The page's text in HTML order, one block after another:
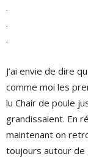
.
.
.
J’ai envie de dire
comme moi les
lu Chair de poule
grandissaient. En
maintenant on
toujours autour de